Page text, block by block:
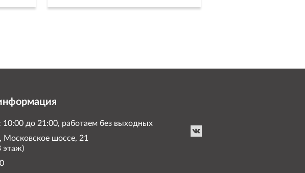
10:00 до 21:00, работаем без выходных
Московское шоссе, 21
этаж)